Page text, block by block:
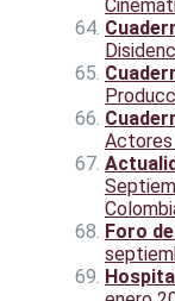
Actores
Foro